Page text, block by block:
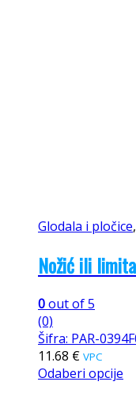
Glodala i pločice,
Nožić ili
0out of 5
(0)
Šifra: PAR-
11.68 € VPC
Odaberi opcije